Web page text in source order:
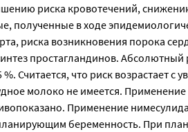
риска кровотечений,
полученные в ходе
риска возникновения порока
простагландинов.
Считается, что риск возрастает с
молоко не имеется.
Применение
беременность. При